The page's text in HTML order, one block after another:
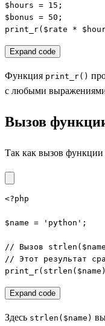
$hours = 15;
$bonus = 50;
print_r($rate *
Expand code
Функция print_r()
с любыми
Вызов
Так как вызов функции
<?php
$name = 'python';
// Вызов
// Этот результат
Expand code
Здесь strlen($name)